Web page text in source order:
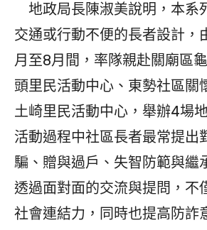
地政局長陳淑美說明，本系
交通或行動不便的長者設計，
月至8月間，率隊親赴關廟區
頭里民活動中心、東勢社區關
土崎里民活動中心，舉辦4場
活動過程中社區長者最常提出
騙、贈與過戶、失智防範與繼
透過面對面的交流與提問，不
社會連結力，同時也提高防詐